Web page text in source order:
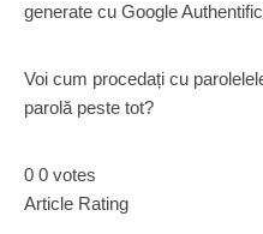
generate cu Google
Voi cum procedați cu
parolă peste tot?
0 0 votes
Article Rating